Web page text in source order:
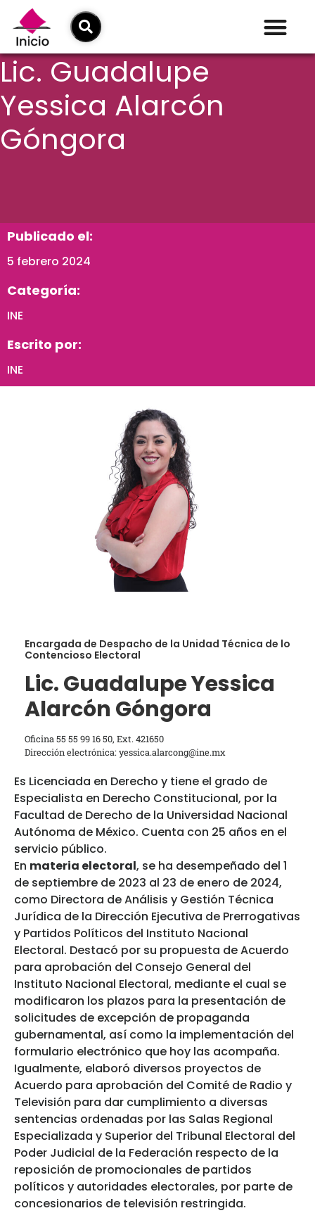
Lic. Guadalupe
Yessica Alarcón
Góngora
Publicado el:
5 febrero 2024
Categoría:
INE
Escrito por:
INE
Encargada de Despacho de la Unidad Técnica de lo
Contencioso Electoral
Lic. Guadalupe Yessica
Alarcón Góngora
Oficina 55 55 99 16 50, Ext. 421650
Dirección electrónica: yessica.alarcong@ine.mx
Es Licenciada en Derecho y tiene el grado de
Especialista en Derecho Constitucional, por la
Facultad de Derecho de la Universidad Nacional
Autónoma de México. Cuenta con 25 años en el
servicio público.
En materia electoral, se ha desempeñado del 1
de septiembre de 2023 al 23 de enero de 2024,
como Directora de Análisis y Gestión Técnica
Jurídica de la Dirección Ejecutiva de Prerrogativas
y Partidos Políticos del Instituto Nacional
Electoral. Destacó por su propuesta de Acuerdo
para aprobación del Consejo General del
Instituto Nacional Electoral, mediante el cual se
modificaron los plazos para la presentación de
solicitudes de excepción de propaganda
gubernamental, así como la implementación del
formulario electrónico que hoy las acompaña.
Igualmente, elaboró diversos proyectos de
Acuerdo para aprobación del Comité de Radio y
Televisión para dar cumplimiento a diversas
sentencias ordenadas por las Salas Regional
Especializada y Superior del Tribunal Electoral del
Poder Judicial de la Federación respecto de la
reposición de promocionales de partidos
políticos y autoridades electorales, por parte de
concesionarios de televisión restringida.